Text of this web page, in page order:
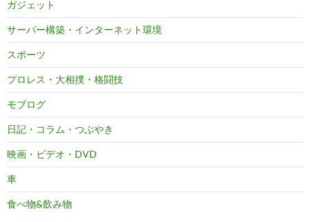
ガジェット
サーバー構築・インターネット環境
スポーツ
プロレス・大相撲・格闘技
モブログ
日記・コラム・つぶやき
映画・ビデオ・DVD
車
食べ物&飲み物